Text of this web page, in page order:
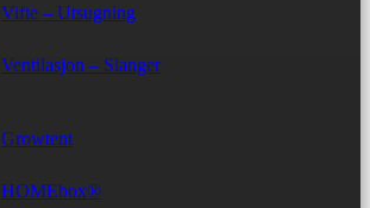
Vifte – Utsugning
Ventilasjon – Slanger
Growtent
HOMEbox®